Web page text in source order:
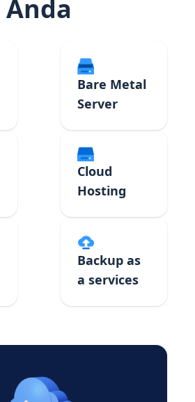
Anda
Bare Metal
Server
Cloud
Hosting
Backup as
a services